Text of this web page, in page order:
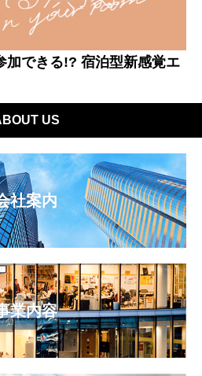
加できる!? 宿泊型新感覚エ
US
社案内
業内容